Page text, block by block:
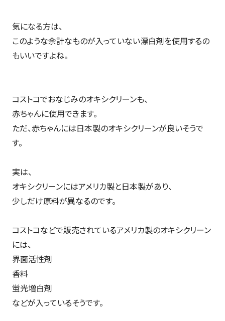
気になる方は、
このような余計なものが入っていない漂白剤を使用するの
もいいですよね。
コストコでおなじみのオキシクリーンも、
赤ちゃんに使用できます。
ただ、赤ちゃんには日本製のオキシクリーンが良いそうで
す。
実は、
オキシクリーンにはアメリカ製と日本製があり、
少しだけ原料が異なるのです。
コストコなどで販売されているアメリカ製のオキシクリーン
には、
界面活性剤
香料
蛍光増白剤
などが入っているそうです。